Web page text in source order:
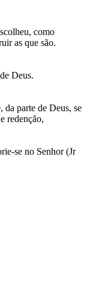
como
as que são.
Deus.
da parte de Deus, se
redenção,
se no Senhor (Jr